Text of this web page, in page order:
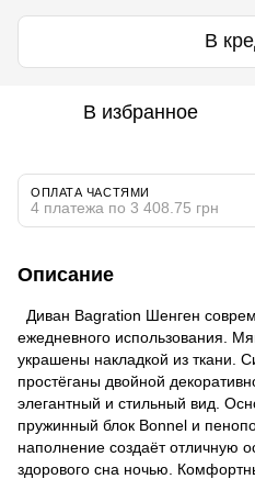
В
В избранное
ОПЛАТА ЧАСТЯМИ
4 платежа по 3 408.75 грн
Описание
Диван Bagration Шенген
ежедневного использования.
украшены накладкой из ткани.
простёганы двойной
элегантный и стильный вид.
пружинный блок Bonnel и
наполнение создаёт отличную
здорового сна ночью.